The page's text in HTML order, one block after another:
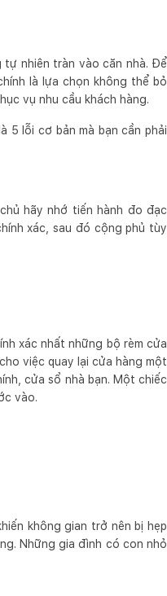
tự nhiên tràn vào căn nhà. Để
là lựa chọn không thể bỏ
vụ nhu cầu khách hàng.
5 lỗi cơ bản mà bạn cần phải
hãy nhớ tiến hành đo đạc
xác, sau đó cộng phủ tùy
xác nhất những bộ rèm cửa
việc quay lại cửa hàng một
cửa sổ nhà bạn. Một chiếc
vào.
không gian trở nên bị hẹp
Những gia đình có con nhỏ